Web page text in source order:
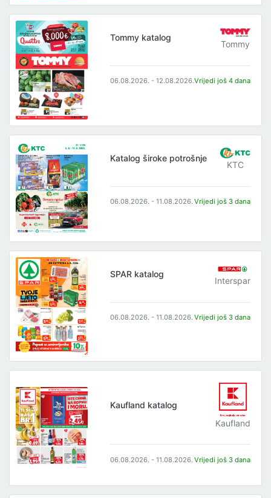
Tommy katalog
Tommy
06.08.2026. - 12.08.2026.Vrijedi još 4 dana
Katalog široke potrošnje
KTC
06.08.2026. - 11.08.2026. Vrijedi još 3 dana
SPAR katalog
Interspar
06.08.2026. - 11.08.2026. Vrijedi još 3 dana
Kaufland katalog
Kaufland
06.08.2026. - 11.08.2026. Vrijedi još 3 dana